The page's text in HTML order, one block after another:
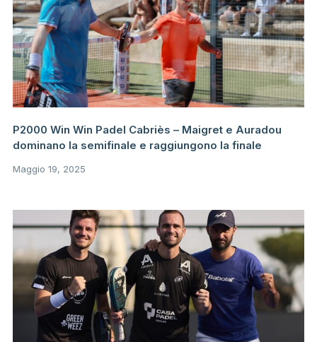
P2000 Win Win Padel Cabriès – Maigret e Auradou
dominano la semifinale e raggiungono la finale
Maggio 19, 2025